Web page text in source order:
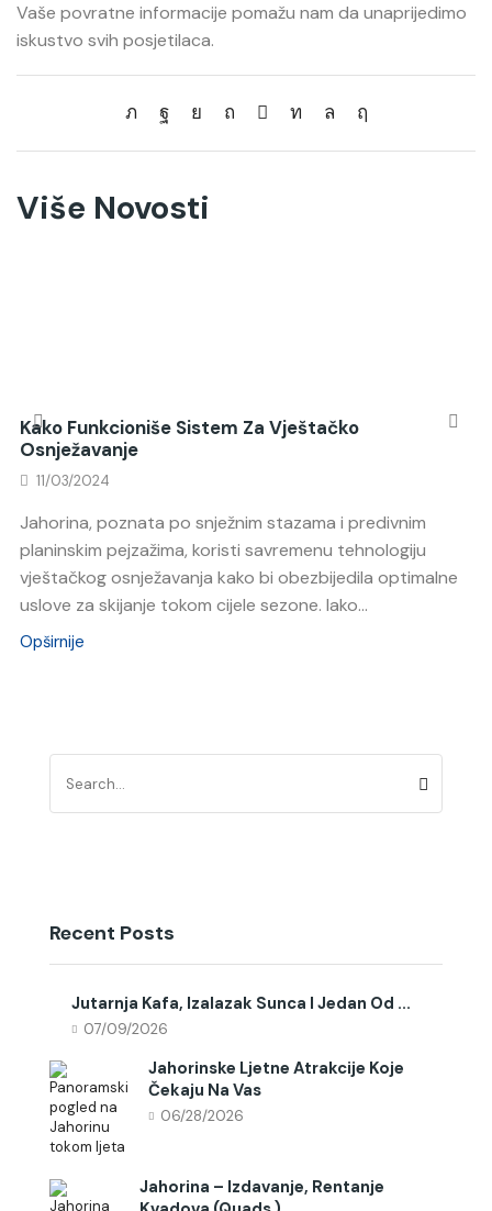
Vaše povratne informacije pomažu nam da unaprijedimo
iskustvo svih posjetilaca.
Više Novosti
Kako Funkcioniše Sistem Za Vještačko
Osnježavanje
11/03/2024
Jahorina, poznata po snježnim stazama i predivnim
planinskim pejzažima, koristi savremenu tehnologiju
vještačkog osnježavanja kako bi obezbijedila optimalne
uslove za skijanje tokom cijele sezone. Iako...
Opširnije
Recent Posts
Jutarnja Kafa, Izalazak Sunca I Jedan Od ...
07/09/2026
Jahorinske Ljetne Atrakcije Koje
Čekaju Na Vas
06/28/2026
Jahorina – Izdavanje, Rentanje